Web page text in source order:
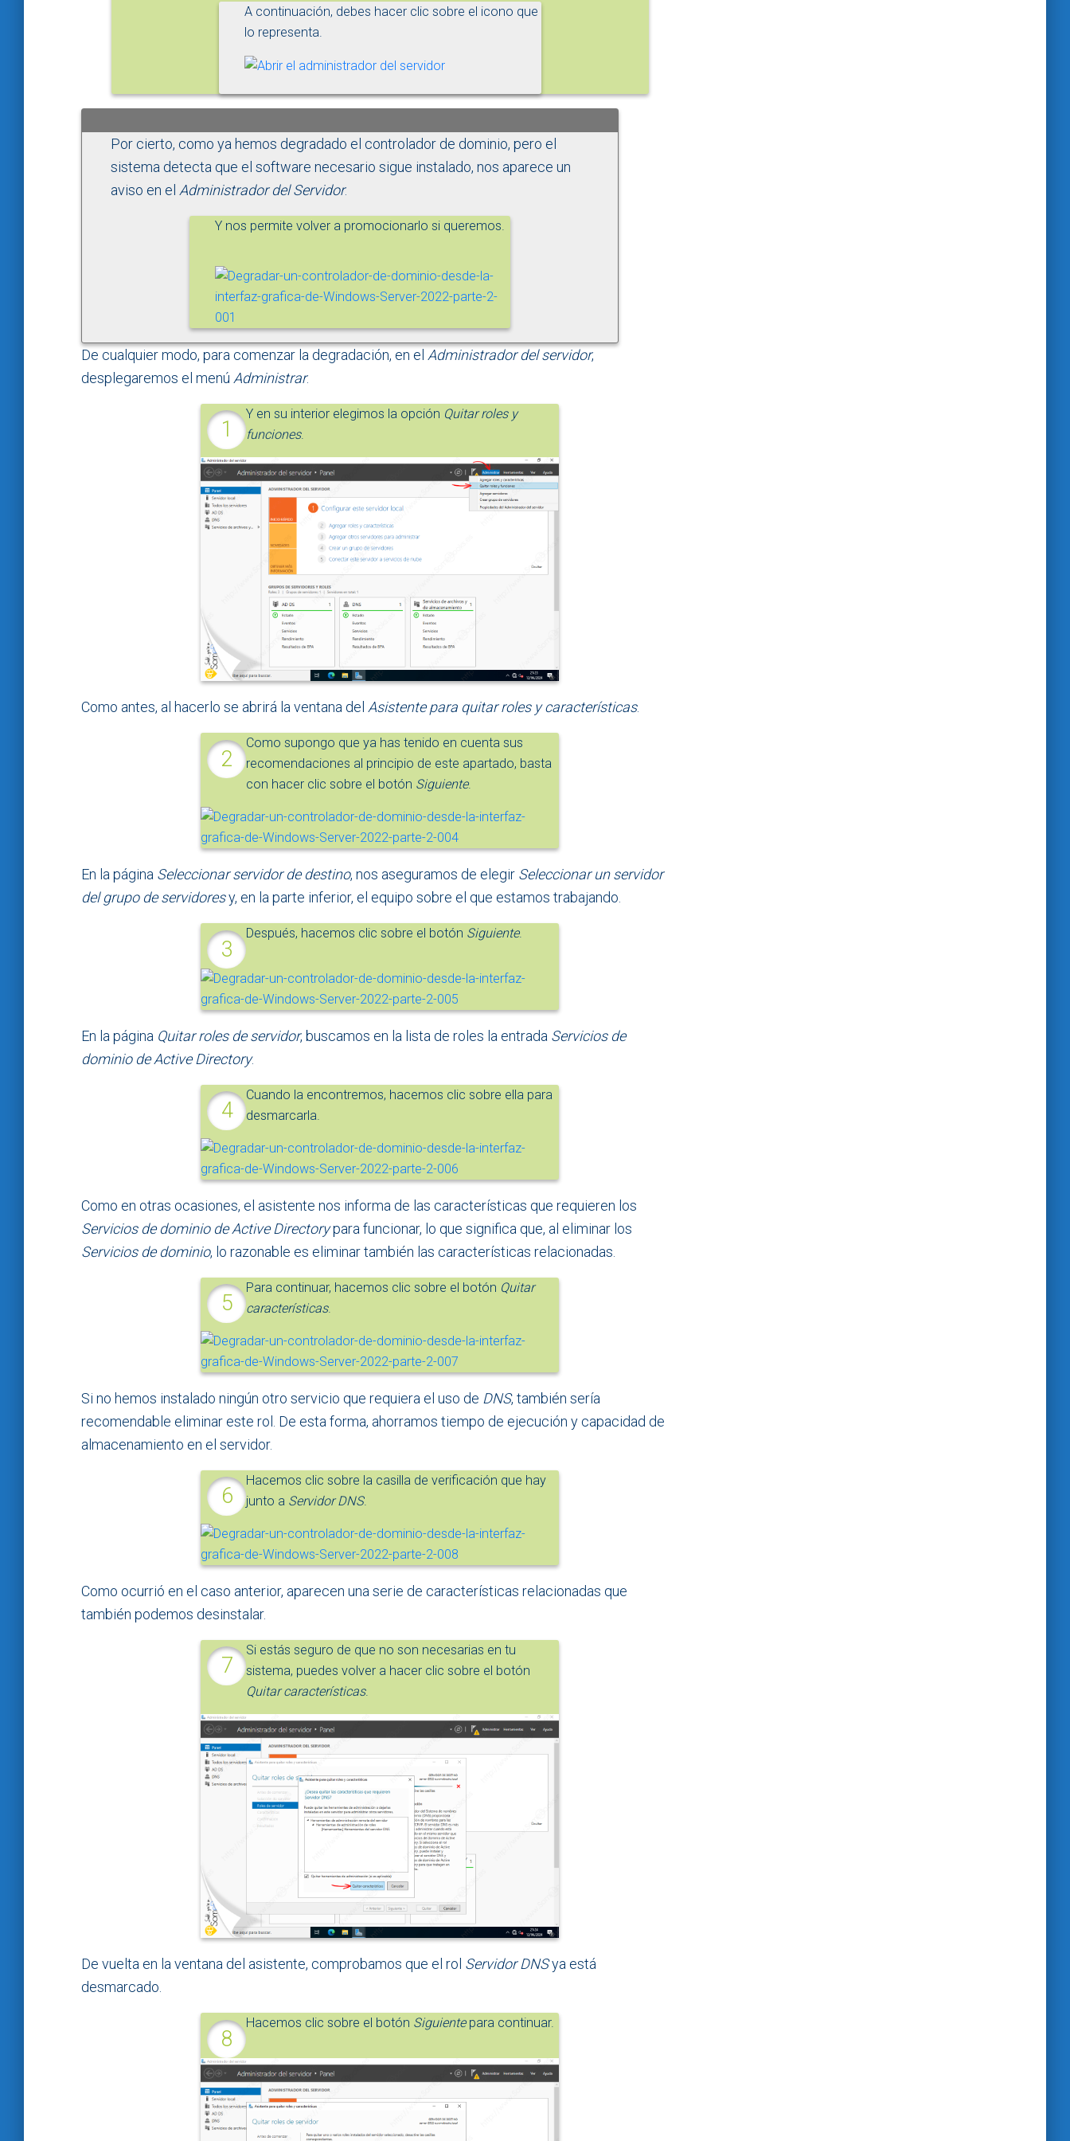
A continuación, debes hacer clic sobre el icono que
lo representa.
Por cierto, como ya hemos degradado el controlador de dominio, pero el
sistema detecta que el software necesario sigue instalado, nos aparece un
aviso en el Administrador del Servidor.
Y nos permite volver a promocionarlo si queremos.
De cualquier modo, para comenzar la degradación, en el Administrador del servidor,
desplegaremos el menú Administrar.
Y en su interior elegimos la opción Quitar roles y
funciones.
Como antes, al hacerlo se abrirá la ventana del Asistente para quitar roles y características.
Como supongo que ya has tenido en cuenta sus
recomendaciones al principio de este apartado, basta
con hacer clic sobre el botón Siguiente.
En la página Seleccionar servidor de destino, nos aseguramos de elegir Seleccionar un servidor
del grupo de servidoresy, en la parte inferior, el equipo sobre el que estamos trabajando.
Después, hacemos clic sobre el botón Siguiente.
En la página Quitar roles de servidor, buscamos en la lista de roles la entrada Servicios de
dominio de Active Directory.
Cuando la encontremos, hacemos clic sobre ella para
desmarcarla.
Como en otras ocasiones, el asistente nos informa de las características que requieren los
Servicios de dominio de Active Directorypara funcionar, lo que significa que, al eliminar los
Servicios de dominio, lo razonable es eliminar también las características relacionadas.
Para continuar, hacemos clic sobre el botón Quitar
características.
Si no hemos instalado ningún otro servicio que requiera el uso de DNS, también sería
recomendable eliminar este rol. De esta forma, ahorramos tiempo de ejecución y capacidad de
almacenamiento en el servidor.
Hacemos clic sobre la casilla de verificación que hay
junto a Servidor DNS.
Como ocurrió en el caso anterior, aparecen una serie de características relacionadas que
también podemos desinstalar.
Si estás seguro de que no son necesarias en tu
sistema, puedes volver a hacer clic sobre el botón
Quitar características.
De vuelta en la ventana del asistente, comprobamos que el rol Servidor DNSya está
desmarcado.
Hacemos clic sobre el botón Siguientepara continuar.